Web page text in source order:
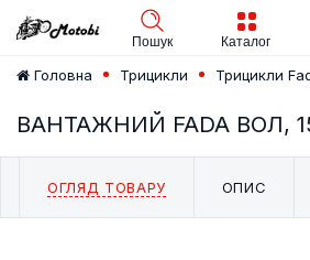
Пошук Каталог
Головна Трицикли Трицикли
ВАНТАЖНИЙ FADA ВОЛ,
ОГЛЯД ТОВАРУ ОПИС